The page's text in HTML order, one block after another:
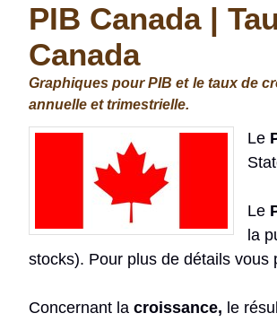
PIB Canada |
Canada
Graphiques pour PIB et le taux de
annuelle et trimestrielle.
Le
Le
la
stocks). Pour plus de détails
Concernant la croissance, le